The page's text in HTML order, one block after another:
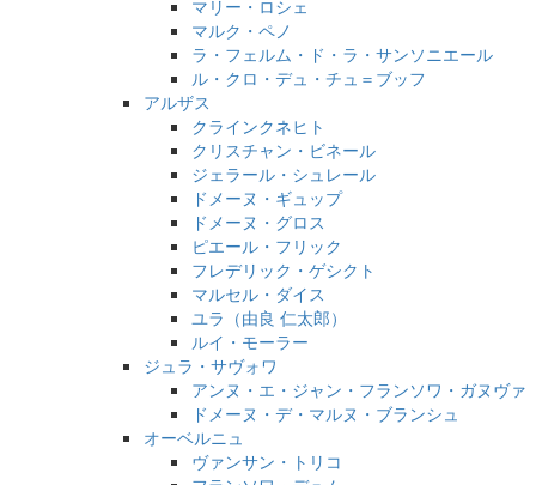
マリー・ロシェ
マルク・ペノ
ラ・フェルム・ド・ラ・サンソニエール
ル・クロ・デュ・チュ＝ブッフ
アルザス
クラインクネヒト
クリスチャン・ビネール
ジェラール・シュレール
ドメーヌ・ギュップ
ドメーヌ・グロス
ピエール・フリック
フレデリック・ゲシクト
マルセル・ダイス
ユラ（由良 仁太郎）
ルイ・モーラー
ジュラ・サヴォワ
アンヌ・エ・ジャン・フランソワ・ガヌヴァ
ドメーヌ・デ・マルヌ・ブランシュ
オーベルニュ
ヴァンサン・トリコ